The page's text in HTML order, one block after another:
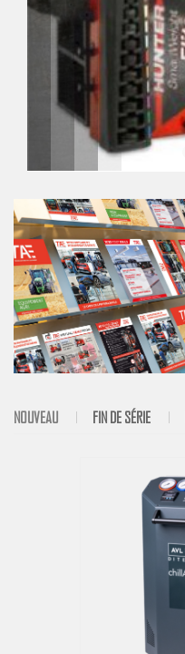
NOUVEAU FIN DE SÉRIE